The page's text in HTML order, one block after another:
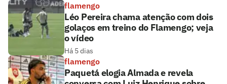
flamengo
Léo Pereira chama atenção com dois
golaços em treino do Flamengo; veja
o vídeo
Há 5 dias
flamengo
Paquetá elogia Almada e revela